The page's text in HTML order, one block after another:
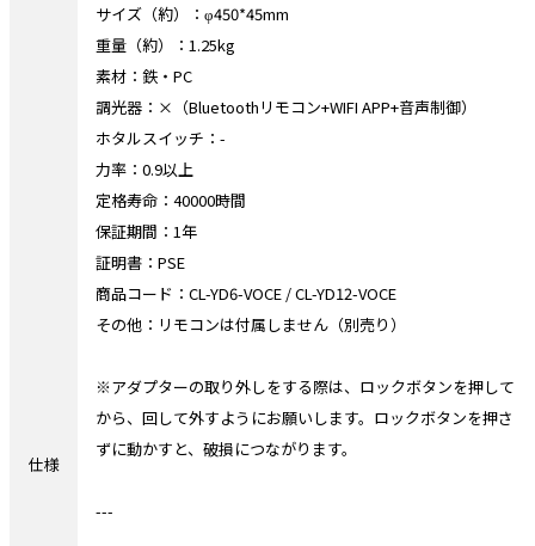
仕様
サイズ（約）：φ450*45mm
重量（約）：1.25kg
素材：鉄・PC
調光器：×（Bluetoothリモコン+WIFI APP+音声制御）
ホタルスイッチ：-
力率：0.9以上
定格寿命：40000時間
保証期間：1年
証明書：PSE
商品コード：CL-YD6-VOCE / CL-YD12-VOCE
その他：リモコンは付属しません（別売り）
※アダプターの取り外しをする際は、ロックボタンを押して
から、回して外すようにお願いします。ロックボタンを押さ
ずに動かすと、破損につながります。
---